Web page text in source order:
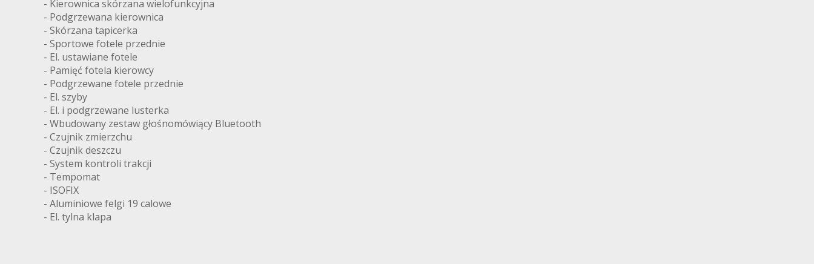
- Kierownica skórzana wielofunkcyjna
- Podgrzewana kierownica
- Skórzana tapicerka
- Sportowe fotele przednie
- El. ustawiane fotele
- Pamięć fotela kierowcy
- Podgrzewane fotele przednie
- El. szyby
- El. i podgrzewane lusterka
- Wbudowany zestaw głośnomówiący Bluetooth
- Czujnik zmierzchu
- Czujnik deszczu
- System kontroli trakcji
- Tempomat
- ISOFIX
- Aluminiowe felgi 19 calowe
- El. tylna klapa